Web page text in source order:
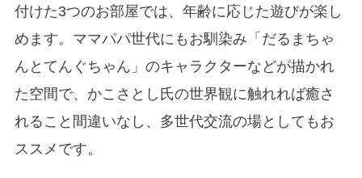
付けた3つのお部屋では、年齢に応じた遊びが楽し
めます。ママパパ世代にもお馴染み「だるまちゃ
んとてんぐちゃん」のキャラクターなどが描かれ
た空間で、かこさとし氏の世界観に触れれば癒さ
れること間違いなし、多世代交流の場としてもお
ススメです。